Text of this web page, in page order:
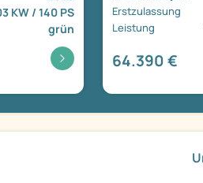
KW / 140 PS
grün
Erstzulassung
Leistung
64.390 €